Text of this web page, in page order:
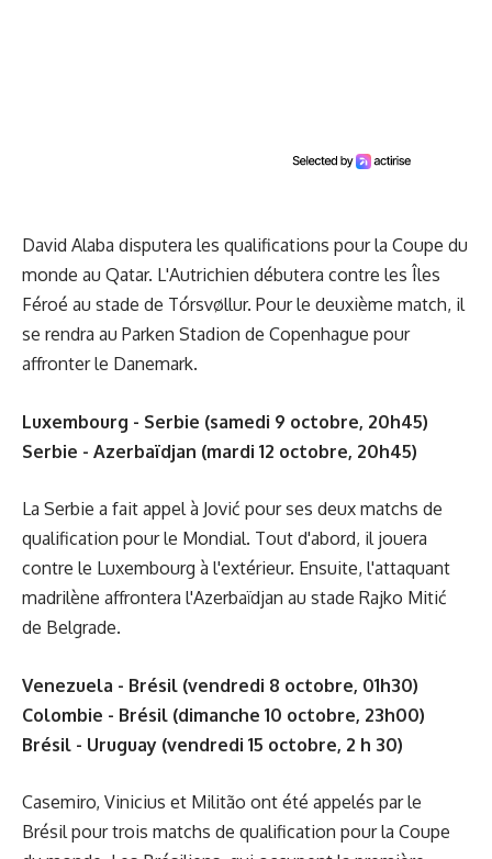
David Alaba disputera les qualifications pour la Coupe du
monde au Qatar. L'Autrichien débutera contre les Îles
Féroé au stade de Tórsvøllur. Pour le deuxième match, il
se rendra au Parken Stadion de Copenhague pour
affronter le Danemark.
Luxembourg - Serbie (samedi 9 octobre, 20h45)
Serbie - Azerbaïdjan (mardi 12 octobre, 20h45)
La Serbie a fait appel à Jović pour ses deux matchs de
qualification pour le Mondial. Tout d'abord, il jouera
contre le Luxembourg à l'extérieur. Ensuite, l'attaquant
madrilène affrontera l'Azerbaïdjan au stade Rajko Mitić
de Belgrade.
Venezuela - Brésil (vendredi 8 octobre, 01h30)
Colombie - Brésil (dimanche 10 octobre, 23h00)
Brésil - Uruguay (vendredi 15 octobre, 2 h 30)
Casemiro, Vinicius et Militão ont été appelés par le
Brésil pour trois matchs de qualification pour la Coupe